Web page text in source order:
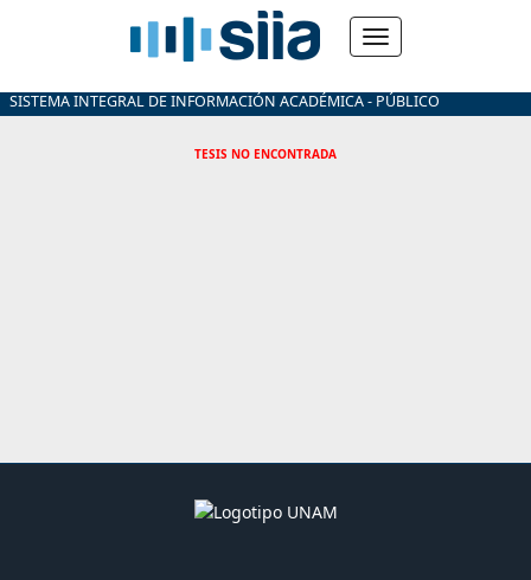
SISTEMA INTEGRAL DE INFORMACIÓN ACADÉMICA - PÚBLICO
TESIS NO ENCONTRADA